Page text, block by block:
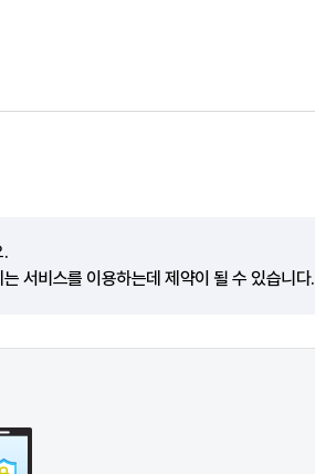
.
서비스를 이용하는데 제약이 될 수 있습니다.